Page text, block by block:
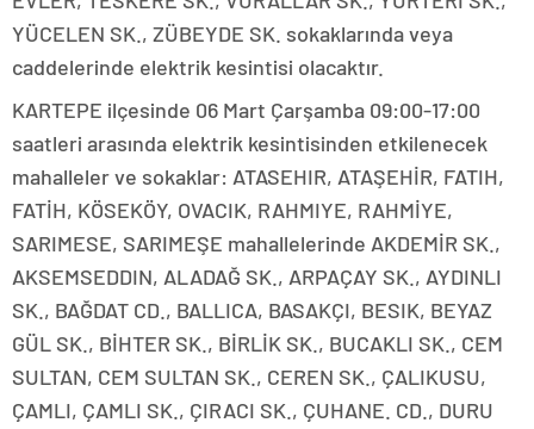
YÜCELEN SK., ZÜBEYDE SK. sokaklarında veya
caddelerinde elektrik kesintisi olacaktır.
KARTEPE ilçesinde 06 Mart Çarşamba 09:00-17:00
saatleri arasında elektrik kesintisinden etkilenecek
mahalleler ve sokaklar: ATASEHIR, ATAŞEHİR, FATIH,
FATİH, KÖSEKÖY, OVACIK, RAHMIYE, RAHMİYE,
SARIMESE, SARIMEŞE mahallelerinde AKDEMİR SK.,
AKSEMSEDDIN, ALADAĞ SK., ARPAÇAY SK., AYDINLI
SK., BAĞDAT CD., BALLICA, BASAKÇI, BESIK, BEYAZ
GÜL SK., BİHTER SK., BİRLİK SK., BUCAKLI SK., CEM
SULTAN, CEM SULTAN SK., CEREN SK., ÇALIKUSU,
ÇAMLI, ÇAMLI SK., ÇIRACI SK., ÇUHANE. CD., DURU